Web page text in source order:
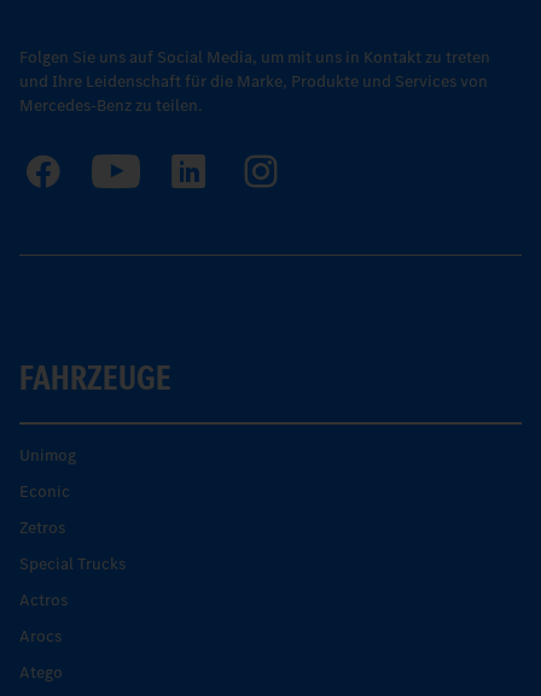
Folgen Sie uns auf Social Media, um mit uns in Kontakt zu treten
und Ihre Leidenschaft für die Marke, Produkte und Services von
Mercedes-Benz zu teilen.
FAHRZEUGE
Unimog
Econic
Zetros
Special Trucks
Actros
Arocs
Atego